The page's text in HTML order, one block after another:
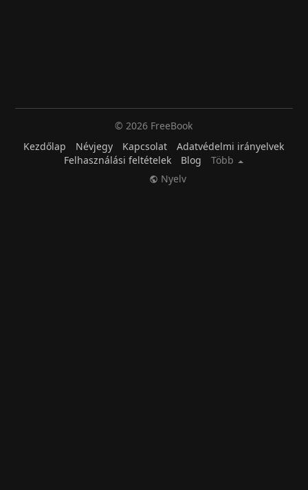
© 2026 FreeBook
Kezdőlap
Névjegy Kapcsolat
Adatvédelmi irányelvek
Felhasználási feltételek
Blog
Több
Nyelv